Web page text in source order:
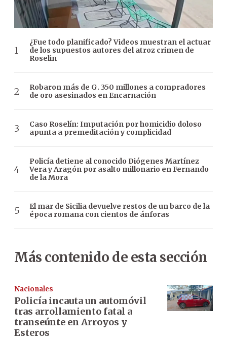
¿Fue todo planificado? Videos muestran el actuar
de los supuestos autores del atroz crimen de
Roselin
Robaron más de G. 350 millones a compradores
de oro asesinados en Encarnación
Caso Roselín: Imputación por homicidio doloso
apunta a premeditación y complicidad
Policía detiene al conocido Diógenes Martínez
Vera y Aragón por asalto millonario en Fernando
de la Mora
El mar de Sicilia devuelve restos de un barco de la
época romana con cientos de ánforas
Más contenido de esta sección
Nacionales
Policía incauta un automóvil
tras arrollamiento fatal a
transeúnte en Arroyos y
Esteros